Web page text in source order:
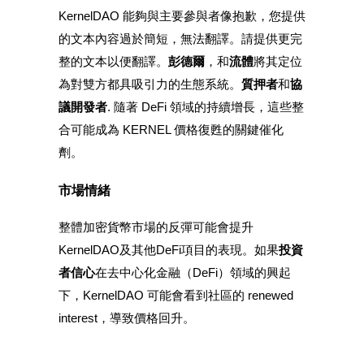
註冊&交易贏 500,000 USDT
貴金屬財富季 · 交易巔峰賽
抽獎衝榜 · 贏33,333 USDT
USDT 新手理財 10% APR
KernelDAO 能夠與主要參與者像抱歉，您提供
的文本內容過於簡短，無法翻譯。請提供更完
整的文本以便翻譯。 彭德爾 ，和流體將其定位
為對雙方都具吸引力的生態系統。 質押者和協
議開發者. 隨著 DeFi 領域的持續增長，這些整
合可能成為 KERNEL 價格復甦的關鍵催化
劑。
市場情緒
整體加密貨幣市場的反彈可能會提升
KernelDAO及其他DeFi項目的表現。如果投資
者信心在去中心化金融（DeFi）領域的興起
下，KernelDAO 可能會看到社區的 renewed
interest，導致價格回升。